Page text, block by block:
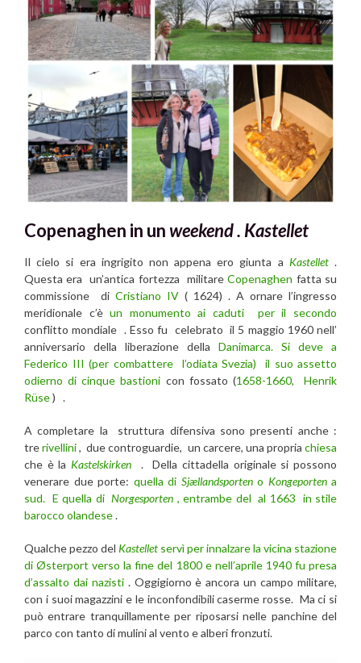
Copenaghen in un weekend . Kastellet
Il cielo si era ingrigito non appena ero giunta a Kastellet.
Questa era un’antica fortezza militareCopenaghen fatta su
commissione di Cristiano IV ( 1624) . A ornare l’ingresso
meridionale c’èun monumento ai caduti per il secondo
conflitto mondiale . Esso fu celebrato il 5 maggio 1960 nell’
anniversario della liberazione della Danimarca. Si deve a
Federico III (per combattere l’odiata Svezia) il suo assetto
odierno di cinque bastioni con fossato (1658-1660, Henrik
Rüse) .
A completare la struttura difensiva sono presenti anche :
trerivellini, due controguardie, un carcere, una propriachiesa
che è la Kastelskirken . Della cittadella originale si possono
venerare due porte: quella di Sjællandsporteno Kongeportena
sud. E quella diNorgesporten , entrambe del al 1663 in stile
barocco olandese.
Qualche pezzo del Kastellet servì per innalzare la vicina stazione
di Østerport verso la fine del 1800 e nell’aprile 1940 fu presa
d’assalto dai nazisti. Oggigiorno è ancora un campo militare,
con i suoi magazzini e le inconfondibili caserme rosse. Ma ci si
può entrare tranquillamente per riposarsi nelle panchine del
parco con tanto di mulini al vento e alberi fronzuti.